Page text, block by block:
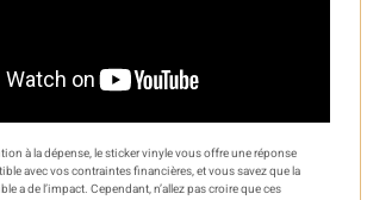
à la dépense, le sticker vinyle vous offre une réponse
avec vos contraintes financières, et vous savez que la
a de l’impact. Cependant, n’allez pas croire que ces